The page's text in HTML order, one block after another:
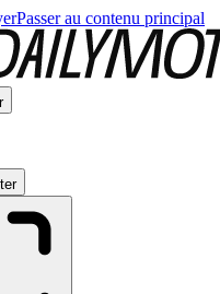
Passer au contenu principal